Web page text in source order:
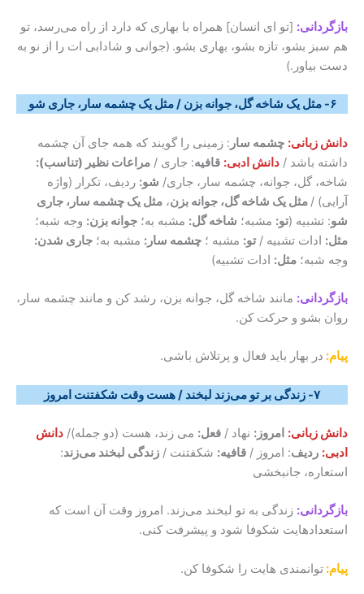
بازگردانی: [تو ای انسان] همراه با بهاری که دارد از راه ‌می‌رسد، تو
هم سبز بشو، تازه بشو، بهاری بشو. (جوانی و شادابی ات را از نو به
دست بیاور.)
۶- مثل یک شاخه گل، جوانه بزن / مثل یک چشمه سار، جاری شو
دانش زبانی: چشمه سار : زمینی را گویند که همه جای آن چشمه
داشته باشد / دانش ادبی: قافیه: جاری / مراعات نظیر (تناسب):
شاخه، گل، جوانه، چشمه سار، جاری/ شو: ردیف، تکرار (واژه
آرایی) / مثل یک شاخه گل، جوانه بزن، مثل یک چشمه سار، جاری
شو: تشبیه (تو: مشبه؛ شاخه گل: مشبه به؛ جوانه بزن: وجه شبه؛
مثل: ادات تشبیه /تو: مشبه ؛ چشمه سار: مشبه به؛ جاری شدن:
وجه شبه؛ مثل: ادات تشبیه)
بازگردانی: مانند شاخه گل، جوانه بزن، رشد کن و مانند چشمه سار،
روان بشو و حرکت کن.
پیام: در بهار باید فعال و پرتلاش باشی.
۷- زندگی بر تو ‌می‌زند لبخند / هست وقت شکفتنت امروز
دانش زبانی: امروز: نهاد / فعل: می زند، هست (دو جمله)/ دانش
ادبی: ردیف: امروز / قافیه: شکفتنت / زندگی لبخند ‌می‌زند:
استعاره، جانبخشی
بازگردانی: زندگی به تو لبخند ‌می‌زند. امروز وقت آن است که
استعدادهایت شکوفا شود و پیشرفت کنی.
پیام: توانمندی هایت را شکوفا کن.